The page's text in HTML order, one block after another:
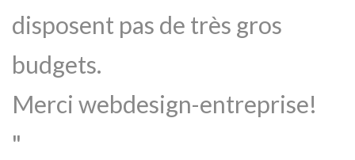
disposent pas de très gros
budgets.
Merci webdesign-entreprise!